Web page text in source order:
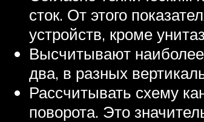
сток. От этого
устройств, кроме
Высчитывают
два, в разных
Рассчитывать схему
поворота. Это